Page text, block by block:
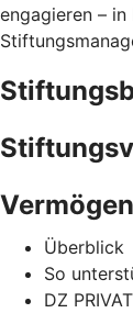
engagieren –
Überblick
So
DZ